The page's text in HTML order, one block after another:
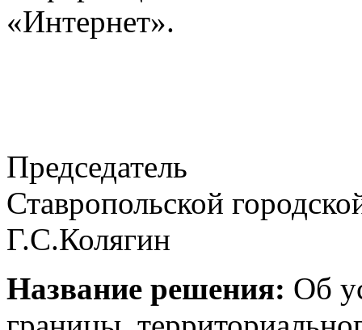
«Интернет».
Председатель
Г.С.Колягин
Название решения: Об